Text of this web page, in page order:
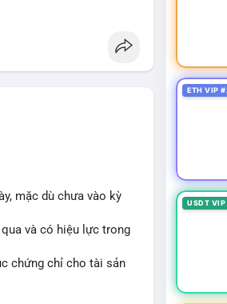
mặc dù chưa vào kỳ
và có hiệu lực trong
chứng chỉ cho tài sản
triển thị trường
ETH VIP
USDT